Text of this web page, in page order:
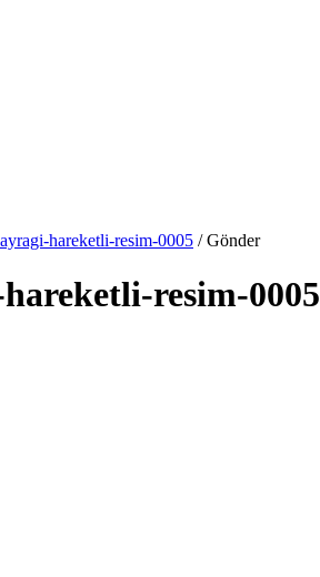
hareketli-resim-0005 / Gönder
resim-0005